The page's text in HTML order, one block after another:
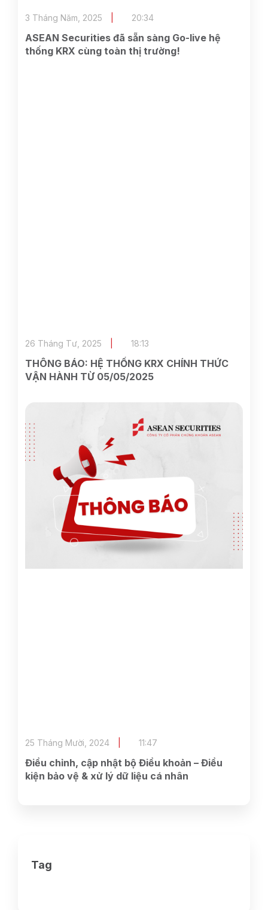
ASEAN Securities đã sẵn sàng Go-live hệ
thống KRX cùng toàn thị trường!
3 Tháng Năm, 2025 20:34
THÔNG BÁO: HỆ THỐNG KRX CHÍNH THỨC
VẬN HÀNH TỪ 05/05/2025
26 Tháng Tư, 2025 18:13
Điều chỉnh, cập nhật bộ Điều khoản – Điều
kiện bảo vệ & xử lý dữ liệu cá nhân
25 Tháng Mười, 2024 11:47
Tag